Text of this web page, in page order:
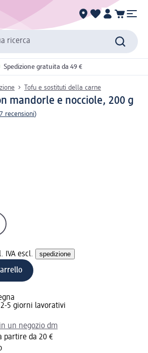
ricerca
Spedizione gratuita da 49 €
Tofu e sostituti della carne
mandorle e nocciole, 200 g
recensioni)
IVA escl. spedizione
5 giorni lavorativi
un negozio dm
partire da 20 €